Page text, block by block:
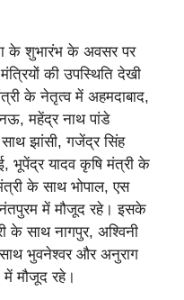
के शुभारंभ के अवसर पर
की उपस्थिति देखी
के नेतृत्व में अहमदाबाद,
महेंद्र नाथ पांडे
साथ झांसी, गजेंद्र सिंह
भूपेंद्र यादव कृषि मंत्री के
के साथ भोपाल, एस
में मौजूद रहे। इसके
के साथ नागपुर, अश्विनी
भुवनेश्वर और अनुराग
मौजूद रहे।